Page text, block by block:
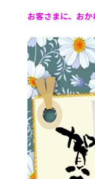
お客さまに、お